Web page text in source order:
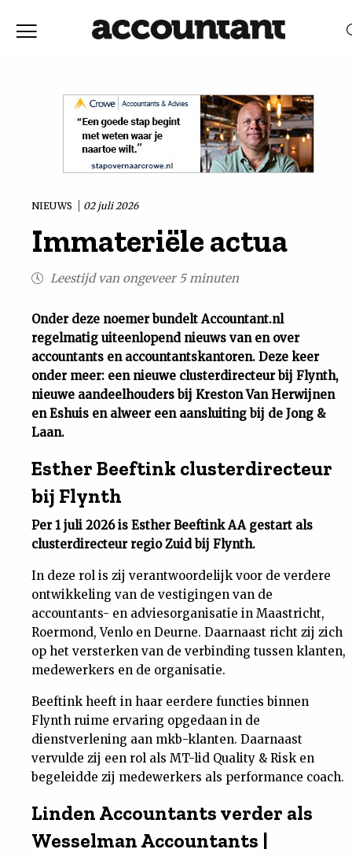
Vaktechniek
Achtergrond
Uit
Feiten
Cijfers
Tuchtrecht
Magazine
Podcast
Nieuwsbrief
Contact
NIEUWS 02 juli 2026
Immateriële actua
Leestijd van ongeveer 5 minuten
Onder deze noemer bundelt Accountant.nl
regelmatig uiteenlopend nieuws van en over
accountants en accountantskantoren. Deze keer
onder meer: een nieuwe clusterdirecteur bij Flynth,
nieuwe aandeelhouders bij Kreston Van Herwijnen
en Eshuis en alweer een aansluiting bij de Jong &
Laan.
Esther Beeftink clusterdirecteur
bij Flynth
Per 1 juli 2026 is Esther Beeftink AA gestart als
clusterdirecteur regio Zuid bij Flynth.
In deze rol is zij verantwoordelijk voor de verdere
ontwikkeling van de vestigingen van de
accountants- en adviesorganisatie in Maastricht,
Roermond, Venlo en Deurne. Daarnaast richt zij zich
op het versterken van de verbinding tussen klanten,
medewerkers en de organisatie.
Beeftink heeft in haar eerdere functies binnen
Flynth ruime ervaring opgedaan in de
dienstverlening aan mkb-klanten. Daarnaast
vervulde zij een rol als MT-lid Quality & Risk en
begeleidde zij medewerkers als performance coach.
Linden Accountants verder als
Wesselman Accountants |
RELEVANTIEDATUM